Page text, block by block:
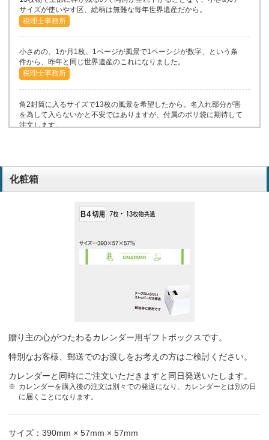
サイズが使いやす区、絵柄は無難な毎年世界遺産だから。
税理士事務所
小さめの、1か月1枚、1ページが風景で1ペーシジが数字、という条
件から、昨年と同じ世界遺産のこれになりました。
税理士事務所
角2封筒に入るサイズで13枚の風景を希望したから。名入れ部分が害
を為して入らないかと不安ではありますが、付属のポリ袋に期待して
注文します。
当社フィリピンの製造子会社からの指定。印刷がたいへん美しいとの
こと。
昨年もこのシリーズを配布して好評だったから。
写真、暦デザイン、ロゴ対応、値段等総合判断
化粧箱
贈り主の心がつたわるカレンダー用ギフトボックスです。
特別なお客様、郵送でのお渡しをお考えの方はご検討ください。
カレンダーと同時にご注文いただきますと同日発送いたします。
カレンダーを購入後の注文は別々での発送になり、カレンダーとは別の日
に届くことになります。
サイズ：390mm × 57mm × 57mm